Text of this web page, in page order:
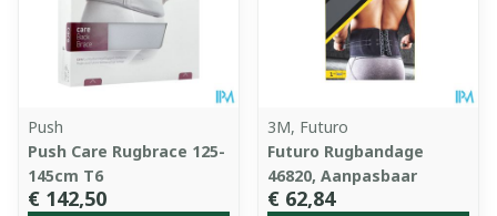
Push
Push Care Rugbrace 125-
145cm T6
€ 142,50
3M, Futuro
Futuro Rugbandage
46820, Aanpasbaar
€ 62,84